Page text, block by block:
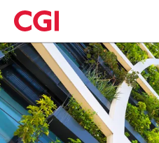
Skip
to
main
content